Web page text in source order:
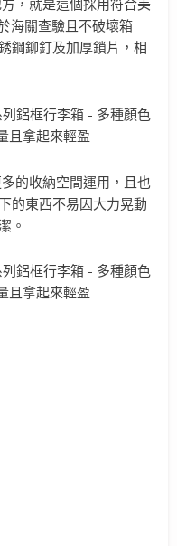
，就是這個採用符合美
海關查驗且不破壞箱
鋼鉚釘及加厚鎖片，相
的收納空間運用，且也
的東西不易因大力晃動
。